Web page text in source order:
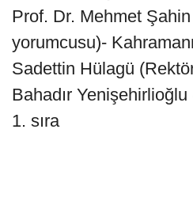
Prof. Dr. Mehmet
yorumcusu)-
Sadettin Hülagü
Bahadır
1. sıra